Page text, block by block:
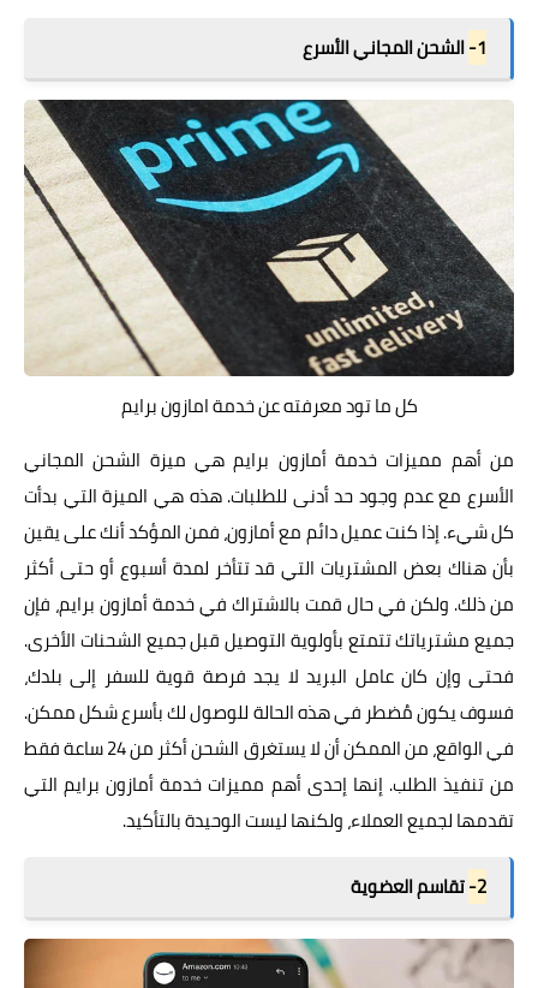
1- الشحن المجاني الأسرع
كل ما تود معرفته عن خدمة امازون برايم
من أهم مميزات خدمة أمازون برايم هي ميزة الشحن المجاني
الأسرع مع عدم وجود حد أدنى للطلبات. هذه هي الميزة التي بدأت
كل شيء. إذا كنت عميل دائم مع أمازون، فمن المؤكد أنك على يقين
بأن هناك بعض المشتريات التي قد تتأخر لمدة أسبوع أو حتى أكثر
من ذلك. ولكن في حال قمت بالاشتراك في خدمة أمازون برايم، فإن
جميع مشترياتك تتمتع بأولوية التوصيل قبل جميع الشحنات الأخرى.
فحتى وإن كان عامل البريد لا يجد فرصة قوية للسفر إلى بلدك،
فسوف يكون مُضطر في هذه الحالة للوصول لك بأسرع شكل ممكن.
في الواقع، من الممكن أن لا يستغرق الشحن أكثر من 24 ساعة فقط
من تنفيذ الطلب. إنها إحدى أهم مميزات خدمة أمازون برايم التي
تقدمها لجميع العملاء، ولكنها ليست الوحيدة بالتأكيد.
2- تقاسم العضوية